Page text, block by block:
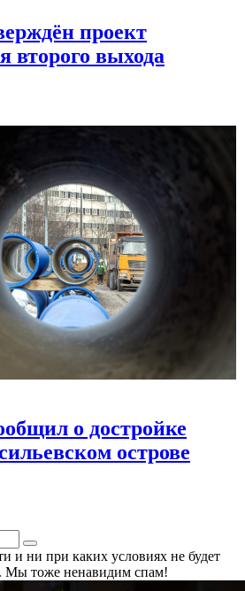
проект
второго выхода
о достройке
острове
и ни при каких условиях не будет
Мы тоже ненавидим спам!